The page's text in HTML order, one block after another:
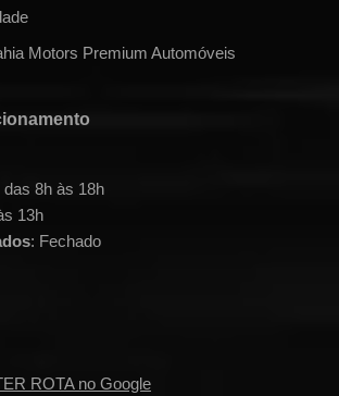
Motors Premium Automóveis
das 8h às 18h
13h
: Fechado
ROTA no Google